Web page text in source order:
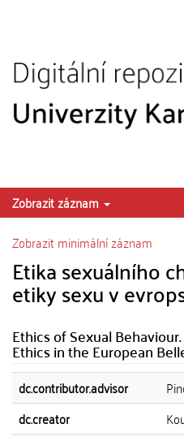
Zobrazit záznam
Zobrazit minimální záznam
Etika sexuálního
etiky sexu v
Ethics of Sexual
Ethics in the European
dc.contributor.advisor
dc.creator